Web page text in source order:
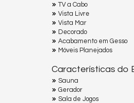
TV a Cabo
Vista Livre
Vista Mar
Decorado
Acabamento em Gesso
Móveis Planejados
Características do
Sauna
Gerador
Sala de Jogos